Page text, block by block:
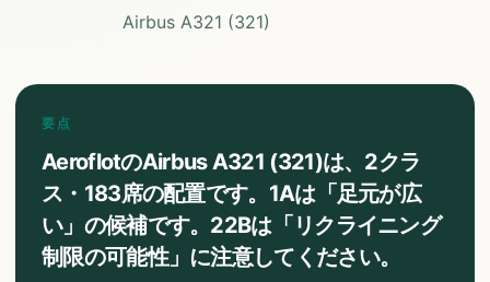
Airbus A321 (321)
要点
AeroflotのAirbus A321 (321)は、2クラ
ス・183席の配置です。1Aは「足元が広
い」の候補です。22Bは「リクライニング
制限の可能性」に注意してください。